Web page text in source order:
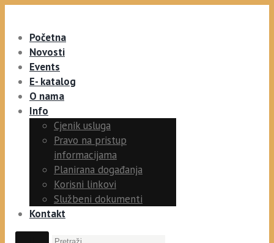
Početna
Novosti
Events
E- katalog
O nama
Info
Cjenik usluga
Pravo na pristup
informacijama
Planirana događanja
Korisni linkovi
Službeni dokumenti
Kontakt